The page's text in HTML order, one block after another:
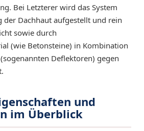
Bei Letzterer wird das System
Dachhaut aufgestellt und rein
sowie durch
(wie Betonsteine) in Kombination
Deflektoren) gegen
und
im Überblick